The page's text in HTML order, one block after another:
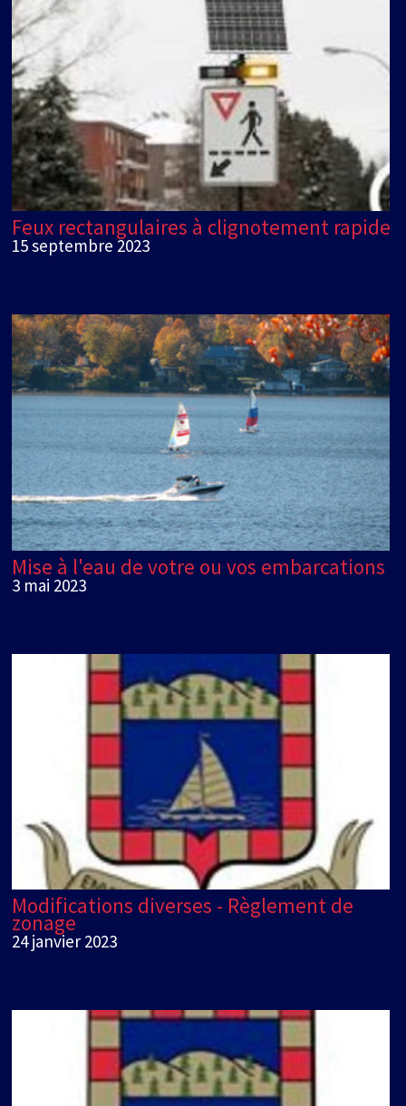
Feux rectangulaires à clignotement rapide
15 septembre 2023
Mise à l'eau de votre ou vos embarcations
3 mai 2023
Modifications diverses - Règlement de
zonage
24 janvier 2023